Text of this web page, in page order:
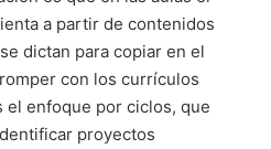
a partir de contenidos
dictan para copiar en el
con los currículos
el enfoque por ciclos, que
proyectos